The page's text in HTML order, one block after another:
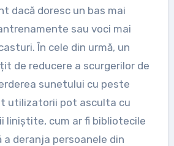
dacă doresc un bas mai
sau voci mai
În cele din urmă, un
de reducere a scurgerilor de
sunetului cu peste
utilizatorii pot asculta cu
liniștite, cum ar fi bibliotecile
a deranja persoanele din